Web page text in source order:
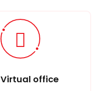
Virtual office